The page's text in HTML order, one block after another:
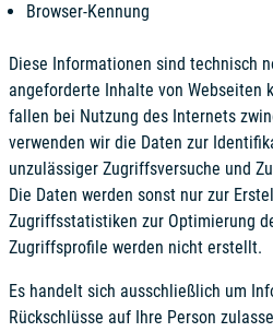
Browser-Kennung
Diese Informationen sind technisch
angeforderte Inhalte von Webseiten
fallen bei Nutzung des Internets
verwenden wir die Daten zur
unzulässiger Zugriffsversuche und
Die Daten werden sonst nur zur
Zugriffsstatistiken zur Optimierung
Zugriffsprofile werden nicht erstellt.
Es handelt sich ausschließlich um
Rückschlüsse auf Ihre Person